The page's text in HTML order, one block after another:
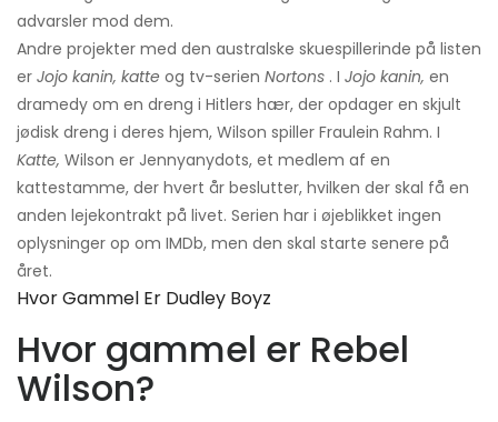
advarsler mod dem.
Andre projekter med den australske skuespillerinde på listen
er Jojo kanin, katte og tv-serien Nortons . I Jojo kanin, en
dramedy om en dreng i Hitlers hær, der opdager en skjult
jødisk dreng i deres hjem, Wilson spiller Fraulein Rahm. I
Katte, Wilson er Jennyanydots, et medlem af en
kattestamme, der hvert år beslutter, hvilken der skal få en
anden lejekontrakt på livet. Serien har i øjeblikket ingen
oplysninger op om IMDb, men den skal starte senere på
året.
Hvor Gammel Er Dudley Boyz
Hvor gammel er Rebel
Wilson?